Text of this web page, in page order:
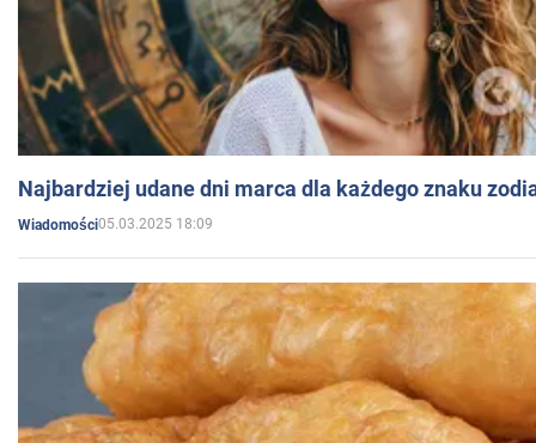
Najbardziej udane dni marca dla każdego znaku
Wiadomości05.03.2025 18:09